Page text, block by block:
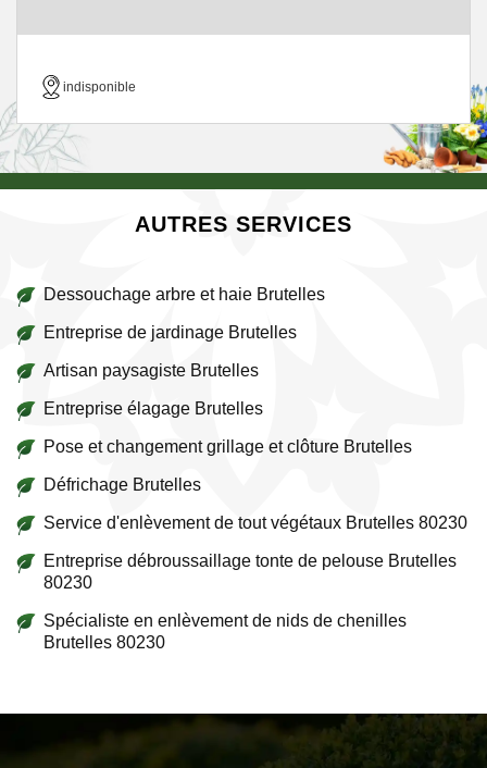
indisponible
AUTRES SERVICES
Dessouchage arbre et haie Brutelles
Entreprise de jardinage Brutelles
Artisan paysagiste Brutelles
Entreprise élagage Brutelles
Pose et changement grillage et clôture Brutelles
Défrichage Brutelles
Service d'enlèvement de tout végétaux Brutelles 80230
Entreprise débroussaillage tonte de pelouse Brutelles
80230
Spécialiste en enlèvement de nids de chenilles
Brutelles 80230